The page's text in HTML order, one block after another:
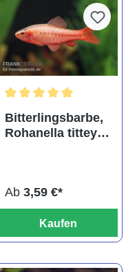
5 von 5 Sternen
Bitterlingsbarbe,
Rohanella titteya,
Ab 3,59 €*
Kaufen